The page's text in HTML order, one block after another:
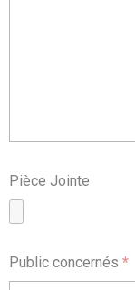
Pièce Jointe
Public concernés *